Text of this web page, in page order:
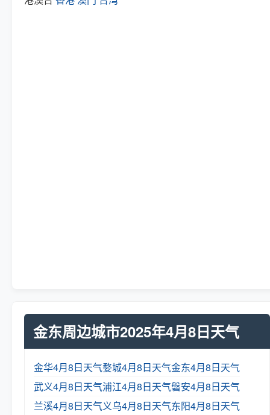
金东周边城市2025年4月8日天气
金华4月8日天气婺城4月8日天气金东4月8日天气
武义4月8日天气浦江4月8日天气磐安4月8日天气
兰溪4月8日天气义乌4月8日天气东阳4月8日天气